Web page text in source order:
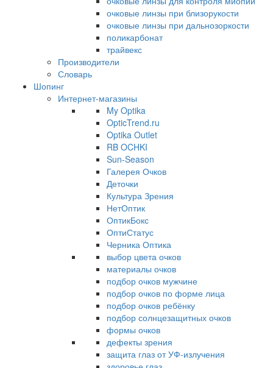
очковые линзы при близорукости
очковые линзы при дальнозоркости
поликарбонат
трайвекс
Производители
Словарь
Шопинг
Интернет-магазины
My Optika
OpticTrend.ru
Optika Outlet
RB OCHKI
Sun-Season
Галерея Очков
Деточки
Культура Зрения
НетОптик
ОптикБокс
ОптиСтатус
Черника Оптика
выбор цвета очков
материалы очков
подбор очков мужчине
подбор очков по форме лица
подбор очков ребёнку
подбор солнцезащитных очков
формы очков
дефекты зрения
защита глаз от УФ-излучения